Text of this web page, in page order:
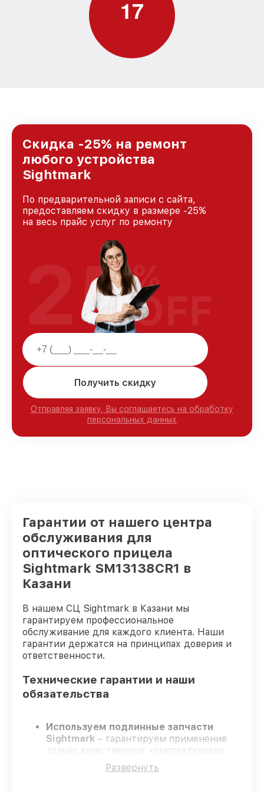
17
Скидка -25% на ремонт
любого устройства
Sightmark
По предварительной записи с сайта,
предоставляем скидку в размере -25%
на весь прайс услуг по ремонту
Получить скидку
Отправляя заявку, Вы соглашаетесь на обработку
персональных данных
25%
OFF
Гарантии от нашего центра
обслуживания для
оптического прицела
Sightmark SM13138CR1 в
Казани
В нашем СЦ Sightmark в Казани мы
гарантируем профессиональное
обслуживание для каждого клиента. Наши
гарантии держатся на принципах доверия и
ответственности.
Технические гарантии и наши
обязательства
Используем подлинные запчасти
Sightmark – гарантируем применение
только качественных комплектующих.
Опытные мастера
постоянное обучение, что подтверждает
Развернуть